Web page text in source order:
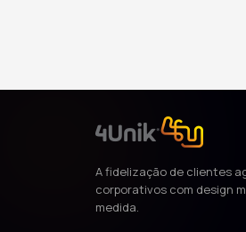
A fidelização de clientes
corporativos com design
medida.